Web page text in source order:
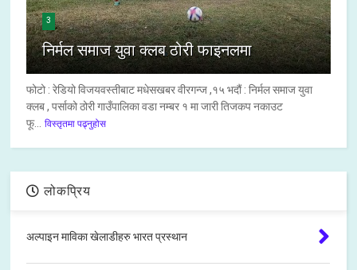
3
निर्मल समाज युवा क्लब ठोरी फाइनलमा
फोटो : रेडियो विजयवस्तीबाट मधेसखबर वीरगन्ज ,१५ भदौं : निर्मल समाज युवा
क्लब , पर्साको ठोरी गाउँपालिका वडा नम्बर १ मा जारी तिजकप नकाउट
फू...
विस्तृतमा पढ्नुहोस
लोकप्रिय
अल्पाइन माविका खेलाडीहरु भारत प्रस्थान